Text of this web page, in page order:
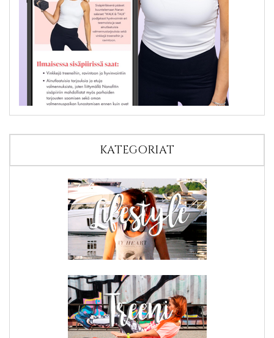
KATEGORIAT